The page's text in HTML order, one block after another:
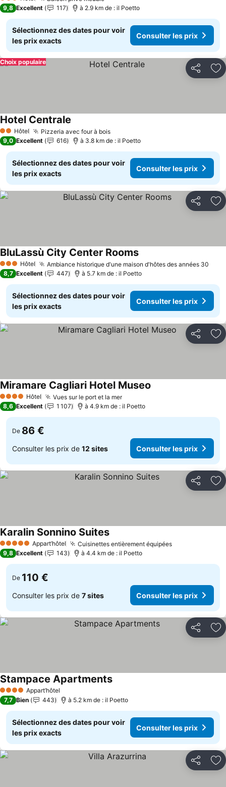
3 Étoiles
9,8 Excellent 117 à 2.9 km de : il Poetto
Sélectionnez des dates pour voir
les prix exacts
Consulter les prix
Partager
Choix populaire
2 Étoiles
Hôtel Pizzeria avec four à bois
Hotel Centrale
9,0 Excellent 616 à 3.8 km de : il Poetto
Sélectionnez des dates pour voir
les prix exacts
Consulter les prix
Partager
3 ÉtoilesHôtel Ambiance historique d'une maison d'hôtes des années 30
BluLassù City Center Rooms
8,7 Excellent 447 à 5.7 km de : il Poetto
Sélectionnez des dates pour voir
les prix exacts
Consulter les prix
Partager
4 Étoiles Hôtel Vues sur le port et la mer
Miramare Cagliari Hotel Museo
8,6 Excellent 1 107 à 4.9 km de : il Poetto
De 86 €
Consulter les prix de 12 sites Consulter les prix
Partager
5 Étoiles Appart’hôtel Cuisinettes entièrement équipées
Karalin Sonnino Suites
9,8 Excellent 143 à 4.4 km de : il Poetto
De 110 €
Consulter les prix de 7 sites Consulter les prix
Partager
4 Étoiles Appart’hôtel
Stampace Apartments
7,7 Bien 443 à 5.2 km de : il Poetto
Sélectionnez des dates pour voir
les prix exacts
Consulter les prix
Partager